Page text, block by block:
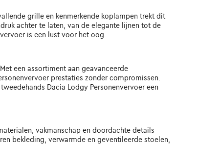
grille en kenmerkende koplampen trekt dit
achter te laten, van de elegante lijnen tot de
is een lust voor het oog.
een assortiment aan geavanceerde
prestaties zonder compromissen.
Dacia Lodgy Personenvervoer een
vakmanschap en doordachte details
bekleding, verwarmde en geventileerde stoelen,